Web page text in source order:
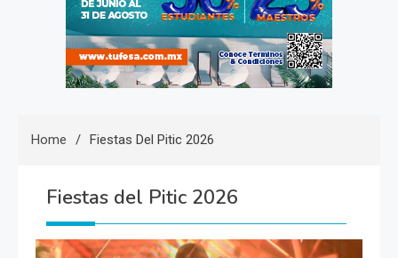
Home Fiestas Del Pitic 2026
Fiestas del Pitic 2026